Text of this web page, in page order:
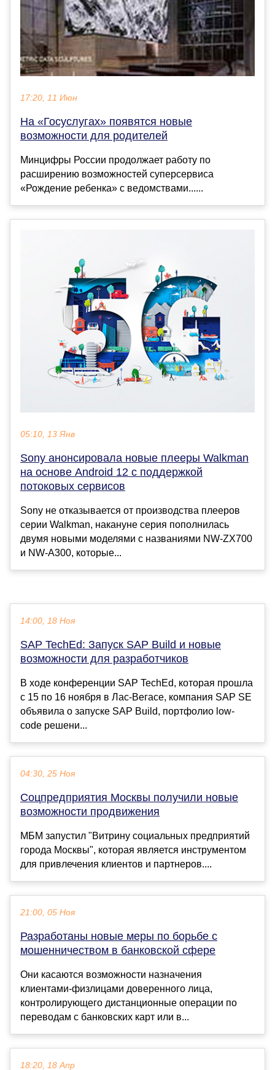
17:20, 11 Июн
На «Госуслугах» появятся новые
возможности для родителей
Минцифры России продолжает работу по
расширению возможностей суперсервиса
«Рождение ребенка» с ведомствами......
05:10, 13 Янв
Sony анонсировала новые плееры Walkman
на основе Android 12 с поддержкой
потоковых сервисов
Sony не отказывается от производства плееров
серии Walkman, накануне серия пополнилась
двумя новыми моделями с названиями NW-ZX700
и NW-A300, которые...
14:00, 18 Ноя
SAP TechEd: Запуск SAP Build и новые
возможности для разработчиков
В ходе конференции SAP TechEd, которая прошла
с 15 по 16 ноября в Лас-Вегасе, компания SAP SE
объявила о запуске SAP Build, портфолио low-
code решени...
04:30, 25 Ноя
Соцпредприятия Москвы получили новые
возможности продвижения
МБМ запустил "Витрину социальных предприятий
города Москвы", которая является инструментом
для привлечения клиентов и партнеров....
21:00, 05 Ноя
Разработаны новые меры по борьбе с
мошенничеством в банковской сфере
Они касаются возможности назначения
клиентами-физлицами доверенного лица,
контролирующего дистанционные операции по
переводам с банковских карт или в...
18:20, 18 Апр